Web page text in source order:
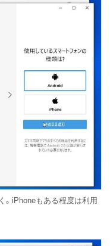
。iPhoneもある程度は利用